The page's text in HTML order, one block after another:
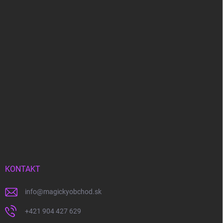
KONTAKT
info@magickyobchod.sk
+421 904 427 629